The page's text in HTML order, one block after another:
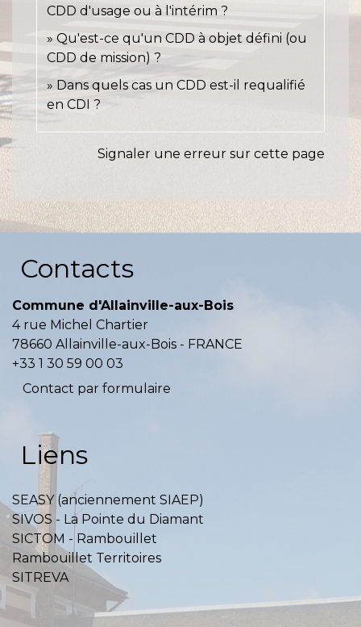
CDD d'usage ou à l'intérim ?
Qu'est-ce qu'un CDD à objet défini (ou
CDD de mission) ?
Dans quels cas un CDD est-il requalifié
en CDI ?
Signaler une erreur sur cette page
Contacts
Commune d'Allainville-aux-Bois
4 rue Michel Chartier
78660 Allainville-aux-Bois - FRANCE
+33 1 30 59 00 03
Contact par formulaire
Liens
SEASY (anciennement SIAEP)
SIVOS - La Pointe du Diamant
SICTOM - Rambouillet
Rambouillet Territoires
SITREVA